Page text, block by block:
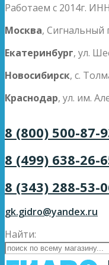
Работаем с 2014г.
Москва, Сигнальный
Екатеринбург, ул.
Новосибирск, с.
Краснодар, ул. им.
8 (800) 500-87-
8 (499) 638-26-
8 (343) 288-53-
gk.gidro@yandex.ru
Найти: